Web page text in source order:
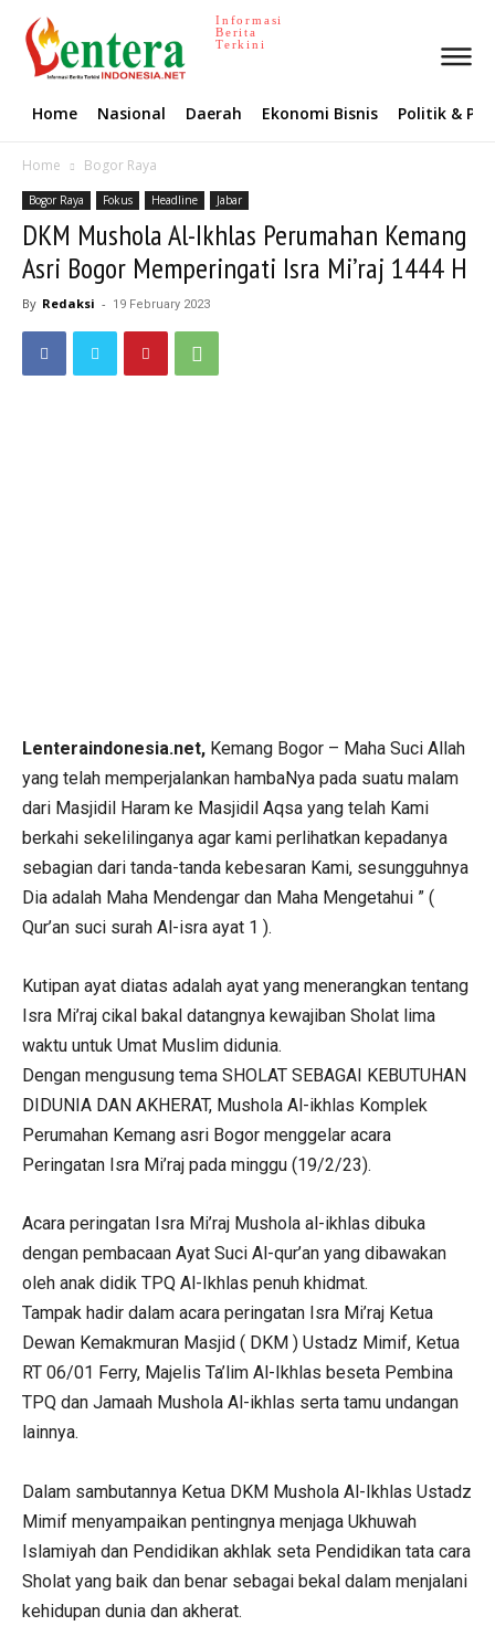
Informasi
Berita
Terkini
Home Nasional Daerah Ekonomi Bisnis Politik &
Home Bogor Raya
Bogor Raya Fokus Headline Jabar
DKM Mushola Al-Ikhlas Perumahan Kemang
Asri Bogor Memperingati Isra Mi’raj 1444 H
By Redaksi - 19 February 2023
Lenteraindonesia.net, Kemang Bogor – Maha Suci Allah
yang telah memperjalankan hambaNya pada suatu malam
dari Masjidil Haram ke Masjidil Aqsa yang telah Kami
berkahi sekelilinganya agar kami perlihatkan kepadanya
sebagian dari tanda-tanda kebesaran Kami, sesungguhnya
Dia adalah Maha Mendengar dan Maha Mengetahui ” (
Qur’an suci surah Al-isra ayat 1 ).
Kutipan ayat diatas adalah ayat yang menerangkan tentang
Isra Mi’raj cikal bakal datangnya kewajiban Sholat lima
waktu untuk Umat Muslim didunia.
Dengan mengusung tema SHOLAT SEBAGAI KEBUTUHAN
DIDUNIA DAN AKHERAT, Mushola Al-ikhlas Komplek
Perumahan Kemang asri Bogor menggelar acara
Peringatan Isra Mi’raj pada minggu (19/2/23).
Acara peringatan Isra Mi’raj Mushola al-ikhlas dibuka
dengan pembacaan Ayat Suci Al-qur’an yang dibawakan
oleh anak didik TPQ Al-Ikhlas penuh khidmat.
Tampak hadir dalam acara peringatan Isra Mi’raj Ketua
Dewan Kemakmuran Masjid ( DKM ) Ustadz Mimif, Ketua
RT 06/01 Ferry, Majelis Ta’lim Al-Ikhlas beseta Pembina
TPQ dan Jamaah Mushola Al-ikhlas serta tamu undangan
lainnya.
Dalam sambutannya Ketua DKM Mushola Al-Ikhlas Ustadz
Mimif menyampaikan pentingnya menjaga Ukhuwah
Islamiyah dan Pendidikan akhlak seta Pendidikan tata cara
Sholat yang baik dan benar sebagai bekal dalam menjalani
kehidupan dunia dan akherat.